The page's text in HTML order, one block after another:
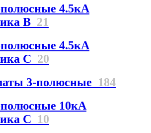
4.5кА
В 21
4.5кА
С 20
3-полюсные 184
10кА
C 10